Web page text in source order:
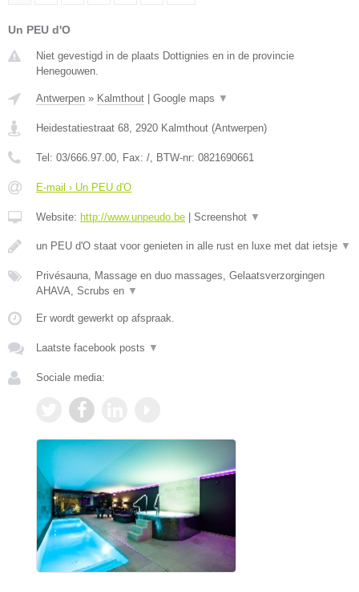
Un PEU d'O
Niet gevestigd in de plaats Dottignies en in de provincie
Henegouwen.
Antwerpen » Kalmthout Google maps ▼
Heidestatiestraat 68, 2920 Kalmthout (Antwerpen)
Tel: 03/666.97.00, Fax: /, BTW-nr: 0821690661
E-mail › Un PEU d'O
Website: http://www.unpeudo.be Screenshot ▼
un PEU d'O staat voor genieten in alle rust en luxe met dat ietsje ▼
Privésauna, Massage en duo massages, Gelaatsverzorgingen
AHAVA, Scrubs en ▼
Er wordt gewerkt op afspraak.
Laatste facebook posts ▼
Sociale media: